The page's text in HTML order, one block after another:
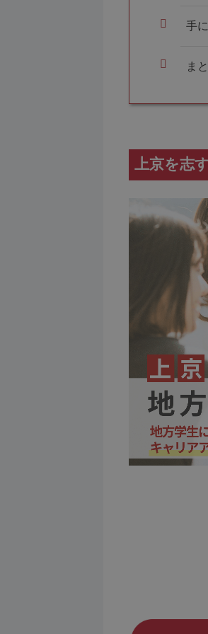
手
ま
上京を志